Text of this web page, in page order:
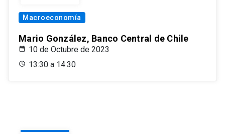
Macroeconomía
Mario González, Banco Central de Chile
10 de Octubre de 2023
13:30 a 14:30